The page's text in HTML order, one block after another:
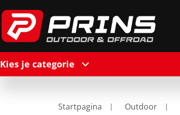
Kies je categorie
Startpagina Outdoor